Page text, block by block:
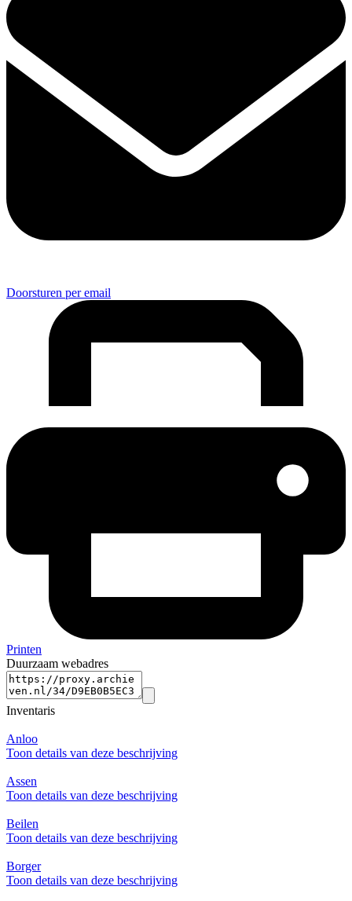
Doorsturen per email
Printen
Duurzaam webadres
Inventaris
Anloo
Toon details van deze beschrijving
Assen
Toon details van deze beschrijving
Beilen
Toon details van deze beschrijving
Borger
Toon details van deze beschrijving